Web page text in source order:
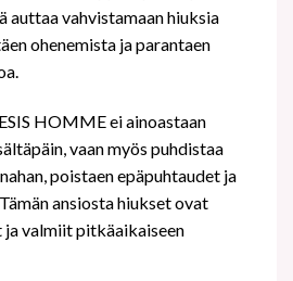
auttaa vahvistamaan hiuksia
ohenemista ja parantaen
HOMME ei ainoastaan
vaan myös puhdistaa
poistaen epäpuhtaudet ja
ansiosta hiukset ovat
valmiit pitkäaikaiseen